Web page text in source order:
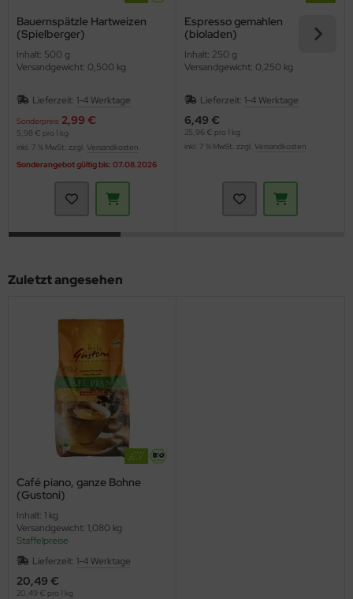
Bauernspätzle Hartweizen
(Spielberger)
Inhalt: 500 g
Versandgewicht: 0,500 kg
Lieferzeit: 1-4 Werktage
Sonderpreis 2,99 €
5,98 € pro 1 kg
inkl. 7 % MwSt. zzgl. Versandkosten
Sonderangebot gültig bis: 07.08.2026
Espresso gemahlen
(bioladen)
Inhalt: 250 g
Versandgewicht: 0,250 kg
Lieferzeit: 1-4 Werktage
6,49 €
25,96 € pro 1 kg
inkl. 7 % MwSt. zzgl. Versandkosten
Zuletzt angesehen
Café piano, ganze Bohne
(Gustoni)
Inhalt: 1 kg
Versandgewicht: 1,080 kg
Staffelpreise
Lieferzeit: 1-4 Werktage
20,49 €
20,49 € pro 1 kg